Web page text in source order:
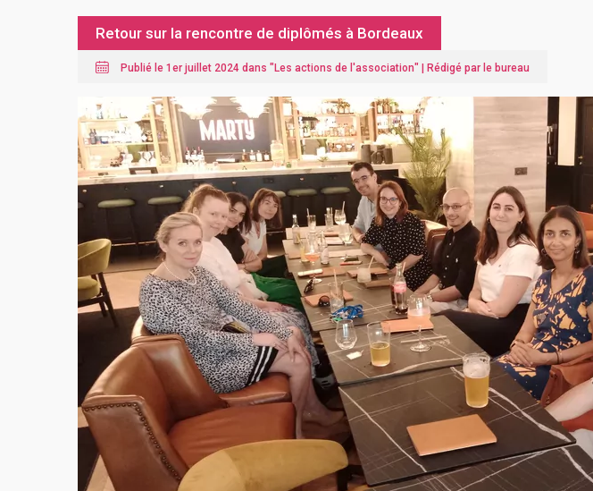
Retour sur la rencontre de diplômés à Bordeaux
Publié le 1er juillet 2024 dans "Les actions de l'association" | Rédigé par le bureau